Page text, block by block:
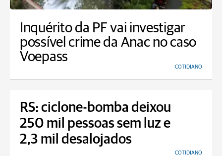
Inquérito da PF vai investigar
possível crime da Anac no caso
Voepass
COTIDIANO
RS: ciclone-bomba deixou
250 mil pessoas sem luz e
2,3 mil desalojados
COTIDIANO